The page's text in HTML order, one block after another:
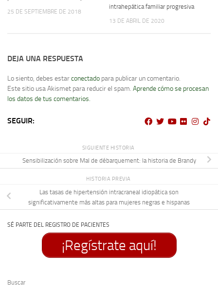
25 DE SEPTIEMBRE DE 2018
intrahepática familiar progresiva
13 DE ABRIL DE 2020
DEJA UNA RESPUESTA
Lo siento, debes estarconectado para publicar un comentario.
Este sitio usa Akismet para reducir el spam. Aprende cómo se procesan
los datos de tus comentarios.
SEGUIR:
SIGUIENTE HISTORIA
Sensibilización sobre Mal de débarquement: la historia de Brandy
HISTORIA PREVIA
Las tasas de hipertensión intracraneal idiopática son
significativamente más altas para mujeres negras e hispanas
SÉ PARTE DEL REGISTRO DE PACIENTES
¡Regístrate aquí!
Buscar